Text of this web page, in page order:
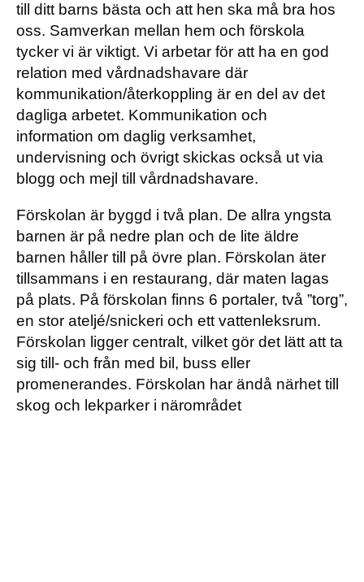
till ditt barns bästa och att hen ska må bra hos
oss. Samverkan mellan hem och förskola
tycker vi är viktigt. Vi arbetar för att ha en god
relation med vårdnadshavare där
kommunikation/återkoppling är en del av det
dagliga arbetet. Kommunikation och
information om daglig verksamhet,
undervisning och övrigt skickas också ut via
blogg och mejl till vårdnadshavare.
Förskolan är byggd i två plan. De allra yngsta
barnen är på nedre plan och de lite äldre
barnen håller till på övre plan. Förskolan äter
tillsammans i en restaurang, där maten lagas
på plats. På förskolan finns 6 portaler, två ”torg”,
en stor ateljé/snickeri och ett vattenleksrum.
Förskolan ligger centralt, vilket gör det lätt att ta
sig till- och från med bil, buss eller
promenerandes. Förskolan har ändå närhet till
skog och lekparker i närområdet